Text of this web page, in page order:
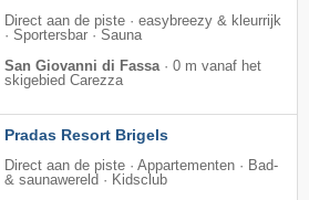
Direct aan de piste · easybreezy & kleurrijk
· Sportersbar · Sauna
San Giovanni di Fassa · 0 m vanaf het
skigebied Carezza
Pradas Resort Brigels
Direct aan de piste · Appartementen · Bad-
& saunawereld · Kidsclub